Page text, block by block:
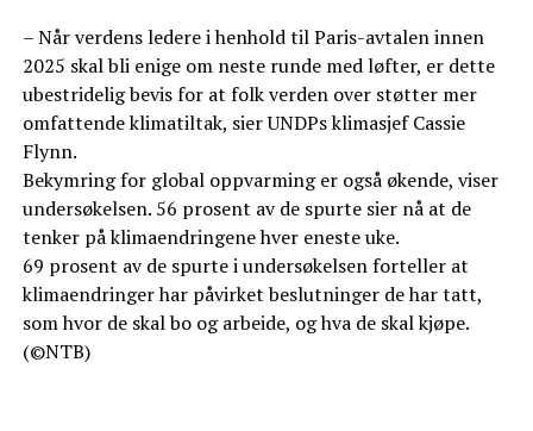
– Når verdens ledere i henhold til Paris-avtalen innen
2025 skal bli enige om neste runde med løfter, er dette
ubestridelig bevis for at folk verden over støtter mer
omfattende klimatiltak, sier UNDPs klimasjef Cassie
Flynn.
Bekymring for global oppvarming er også økende, viser
undersøkelsen. 56 prosent av de spurte sier nå at de
tenker på klimaendringene hver eneste uke.
69 prosent av de spurte i undersøkelsen forteller at
klimaendringer har påvirket beslutninger de har tatt,
som hvor de skal bo og arbeide, og hva de skal kjøpe.
(©NTB)